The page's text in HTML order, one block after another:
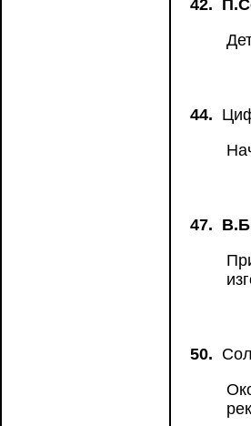
42.
44.
47.
50.